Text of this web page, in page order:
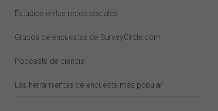
Estudios en las redes sociales
Grupos de encuestas de SurveyCircle.com
Podcasts de ciencia
Las herramientas de encuesta más popular